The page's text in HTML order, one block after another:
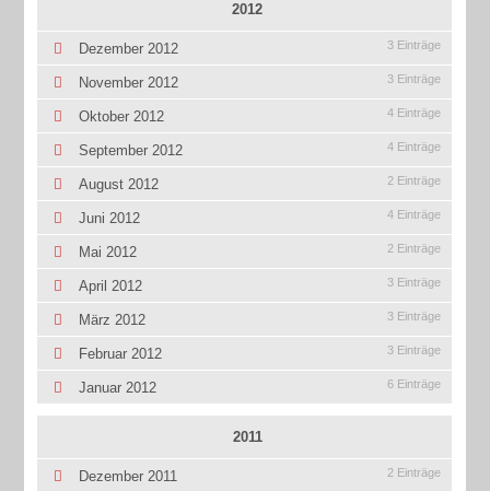
2012
Dezember 2012 3 Einträge
November 2012 3 Einträge
Oktober 2012 4 Einträge
September 2012 4 Einträge
August 2012 2 Einträge
Juni 2012 4 Einträge
Mai 2012 2 Einträge
April 2012 3 Einträge
März 2012 3 Einträge
Februar 2012 3 Einträge
Januar 2012 6 Einträge
2011
Dezember 2011 2 Einträge